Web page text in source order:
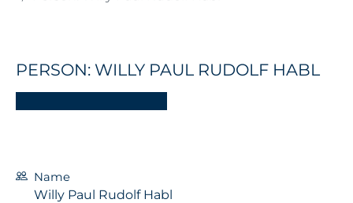
PERSON: WILLY PAUL RUDOLF HABL
Name
Willy Paul Rudolf Habl